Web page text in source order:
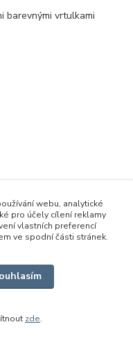
barevnými vrtulkami
webu, analytické
pro účely cílení reklamy
vlastních preferencí
ve spodní části stránek.
zde.